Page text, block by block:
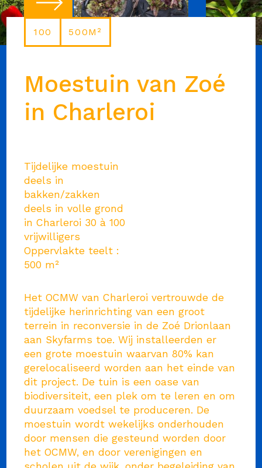
Moestuin van Zoé
in Charleroi
100 500M²
Tijdelijke moestuin
deels in
bakken/zakken
deels in volle grond
in Charleroi 30 à 100
vrijwilligers
Oppervlakte teelt :
500 m²
Het OCMW van Charleroi vertrouwde de
tijdelijke herinrichting van een groot
terrein in reconversie in de Zoé Drionlaan
aan Skyfarms toe. Wij installeerden er
een grote moestuin waarvan 80% kan
gerelocaliseerd worden aan het einde van
dit project. De tuin is een oase van
biodiversiteit, een plek om te leren en om
duurzaam voedsel te produceren. De
moestuin wordt wekelijks onderhouden
door mensen die gesteund worden door
het OCMW, en door verenigingen en